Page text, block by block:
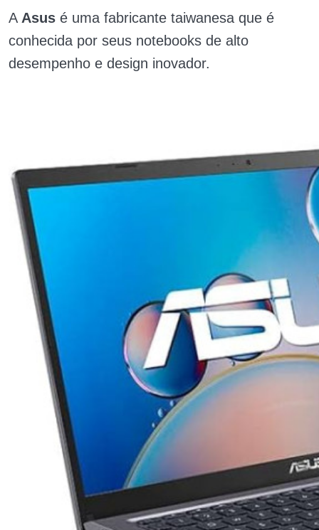
A Asus é uma fabricante taiwanesa que é
conhecida por seus notebooks de alto
desempenho e design inovador.